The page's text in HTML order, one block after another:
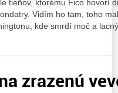
tieňov, ktorému Fico hovorí
Vidím ho tam, toho
kde smrdí moč a
zrazenú